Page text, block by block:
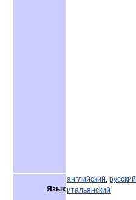
Язык
английский, русский
итальянский